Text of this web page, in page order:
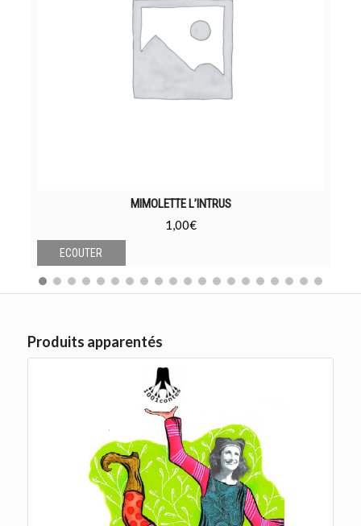
MIMOLETTE L’INTRUS
1,00€
ECOUTER
Produits apparentés